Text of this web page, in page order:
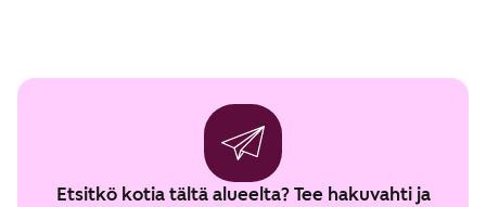
Etsitkö kotia tältä alueelta? Tee hakuvahti ja